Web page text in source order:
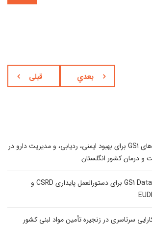
قبلی بعدي
استفاده از استانداردهای GS1 برای بهبود ایمنی، ردیابی، و مدیریت دارو در
درمان کشور انگلستان
استفاده از GS1 Data Source برای دستورالعمل پایداری CSRD و
سرتاسری در زنجیره تأمین مواد لبنی کشور